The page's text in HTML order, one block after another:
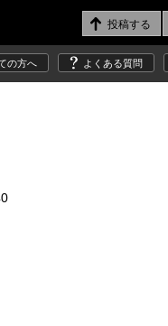
の方へ よくある質問